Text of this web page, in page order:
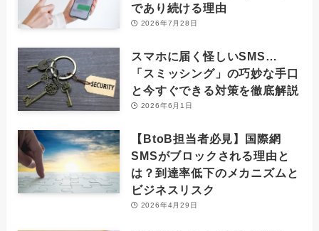
であり続ける理由
2026年7月28日
スマホに届く怪しいSMS…
「スミッシング」の巧妙な手口
と今すぐできる対策を徹底解説
2026年6月1日
【BtoB担当者必見】国際網
SMSがブロックされる理由と
は？到達率低下のメカニズムと
ビジネスリスク
2026年4月29日